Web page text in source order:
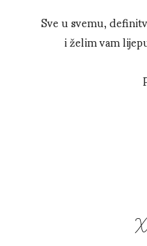
Sve u svemu,
i želim vam